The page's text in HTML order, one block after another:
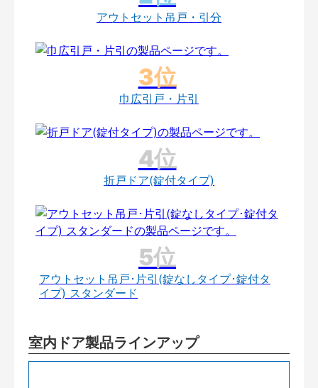
アウトセット吊戸・引分
巾広引戸・片引
折戸ドア(錠付タイプ)
アウトセット吊戸･片引(錠なしタイプ･錠付タ
イプ) スタンダード
室内ドア製品ラインアップ